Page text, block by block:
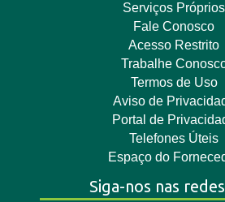
Serviços Próprios
Fale Conosco
Acesso Restrito
Trabalhe
Termos de Uso
Aviso de
Portal de
Telefones Úteis
Espaço do
Siga-nos nas